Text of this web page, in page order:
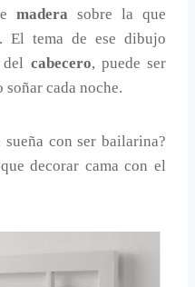
madera sobre la que
El tema de ese dibujo
cabecero, puede ser
soñar cada noche.
con ser bailarina?
decorar cama con el